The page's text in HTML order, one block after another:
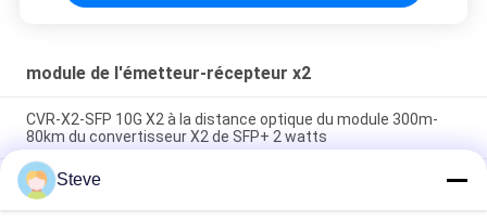
module de l'émetteur-récepteur x2
CVR-X2-SFP 10G X2 à la distance optique du module 300m-
80km du convertisseur X2 de SFP+ 2 watts
connecteur multi optique de Sc de duplex du mode X2
Transcevier Lrm de l'émetteur-récepteur 10g de fibre de la
longueur d'onde 1310nm
Steve